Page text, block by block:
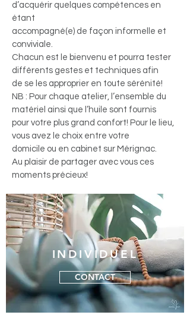
d’acquérir quelques compétences en
étant
accompagné(e) de façon informelle et
conviviale.
Chacun est le bienvenu et pourra tester
différents gestes et techniques afin
de se les approprier en toute sérénité!
NB : Pour chaque atelier, l’ensemble du
matériel ainsi que l’huile sont fournis
pour votre plus grand confort! Pour le lieu,
vous avez le choix entre votre
domicile ou en cabinet sur Mérignac.
Au plaisir de partager avec vous ces
moments précieux!
INDIVIDUEL
CONTACT